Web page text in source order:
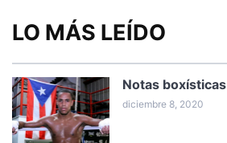
LO MÁS LEÍDO
Notas boxísticas
diciembre 8, 2020